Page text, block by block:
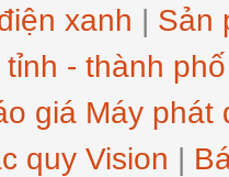
xanh | Sản
- thành phố
giá Máy phát
quy Vision |